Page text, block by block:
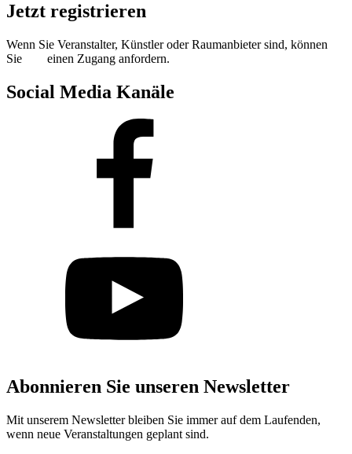
Jetzt registrieren
Wenn Sie Veranstalter, Künstler oder Raumanbieter sind, können
Sie
einen Zugang anfordern.
Social Media Kanäle
Abonnieren Sie unseren Newsletter
Mit unserem Newsletter bleiben Sie immer auf dem Laufenden,
wenn neue Veranstaltungen geplant sind.